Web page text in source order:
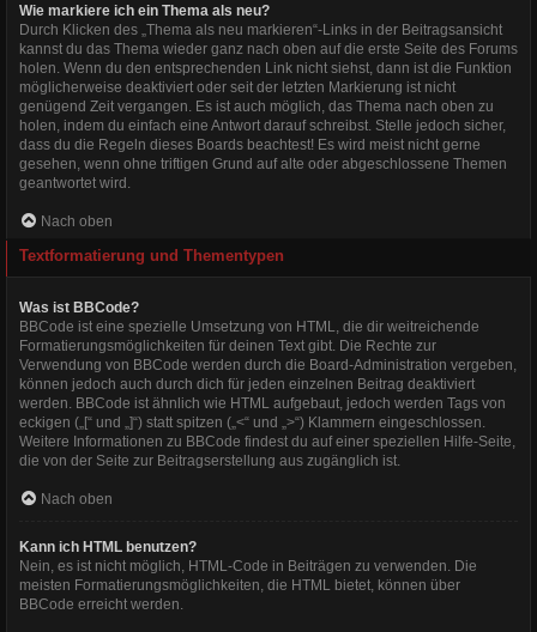
Wie markiere ich ein Thema als neu?
Durch Klicken des „Thema als neu markieren“-Links in der Beitragsansicht
kannst du das Thema wieder ganz nach oben auf die erste Seite des Forums
holen. Wenn du den entsprechenden Link nicht siehst, dann ist die Funktion
möglicherweise deaktiviert oder seit der letzten Markierung ist nicht
genügend Zeit vergangen. Es ist auch möglich, das Thema nach oben zu
holen, indem du einfach eine Antwort darauf schreibst. Stelle jedoch sicher,
dass du die Regeln dieses Boards beachtest! Es wird meist nicht gerne
gesehen, wenn ohne triftigen Grund auf alte oder abgeschlossene Themen
geantwortet wird.
Nach oben
Textformatierung und Thementypen
Was ist BBCode?
BBCode ist eine spezielle Umsetzung von HTML, die dir weitreichende
Formatierungsmöglichkeiten für deinen Text gibt. Die Rechte zur
Verwendung von BBCode werden durch die Board-Administration vergeben,
können jedoch auch durch dich für jeden einzelnen Beitrag deaktiviert
werden. BBCode ist ähnlich wie HTML aufgebaut, jedoch werden Tags von
eckigen („[“ und „]“) statt spitzen („<“ und „>“) Klammern eingeschlossen.
Weitere Informationen zu BBCode findest du auf einer speziellen Hilfe-Seite,
die von der Seite zur Beitragserstellung aus zugänglich ist.
Nach oben
Kann ich HTML benutzen?
Nein, es ist nicht möglich, HTML-Code in Beiträgen zu verwenden. Die
meisten Formatierungsmöglichkeiten, die HTML bietet, können über
BBCode erreicht werden.